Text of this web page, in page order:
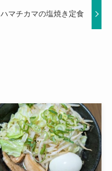
ハマチカマの塩焼き定食